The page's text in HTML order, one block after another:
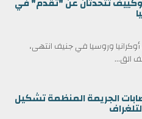
وروسيا في جنيف انتهى،
الق...
الجريمة المنظمة تشكيل